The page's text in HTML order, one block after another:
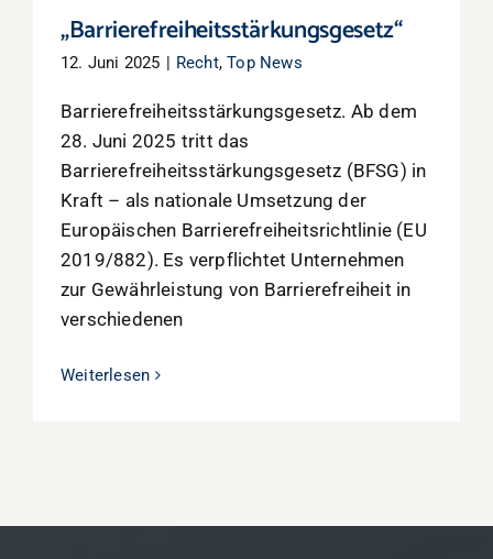
„Barrierefreiheitsstärkungsgesetz“
12. Juni 2025 | Recht,Top News
Barrierefreiheitsstärkungsgesetz. Ab dem
28. Juni 2025 tritt das
Barrierefreiheitsstärkungsgesetz (BFSG) in
Kraft – als nationale Umsetzung der
Europäischen Barrierefreiheitsrichtlinie (EU
2019/882). Es verpflichtet Unternehmen
zur Gewährleistung von Barrierefreiheit in
verschiedenen
Weiterlesen